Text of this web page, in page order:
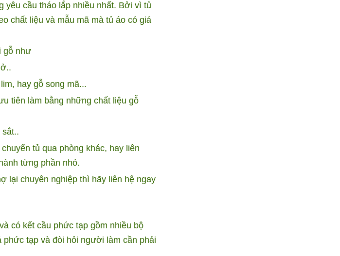
yêu cầu tháo lắp nhiều nhất. Bởi vì tủ
chất liệu và mẫu mã mà tủ áo có giá
gỗ như
hay gỗ song mã...
tiên làm bằng những chất liệu gỗ
tủ qua phòng khác, hay liên
từng phần nhỏ.
lại chuyên nghiệp thì hãy liên hệ ngay
có kết cầu phức tạp gồm nhiều bộ
phức tạp và đòi hỏi người làm cần phải